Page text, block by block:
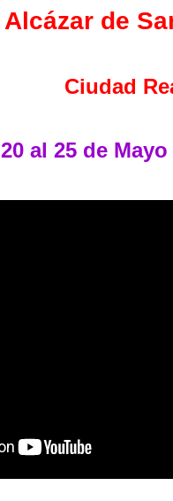
Alcázar de
Ciudad
20 al 25 de